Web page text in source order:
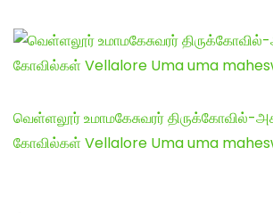
வெள்ளலூர் உமாமகேசுவரர் திருக்கோவில்-
கோவில்கள் Vellalore Uma uma